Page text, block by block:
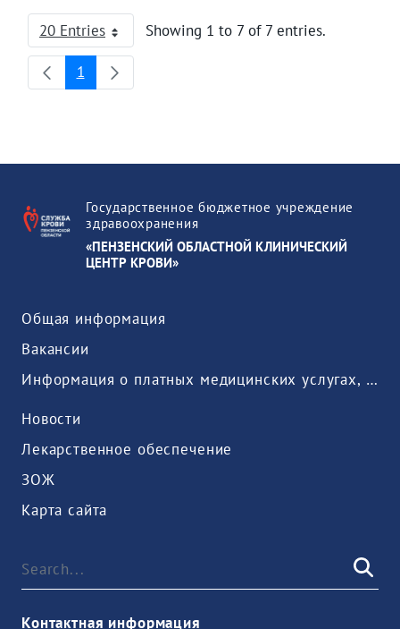
20 Entries
Per Page Showing 1 to 7 of 7 entries.
Page
1
Государственное бюджетное учреждение
здравоохранения
«ПЕНЗЕНСКИЙ ОБЛАСТНОЙ КЛИНИЧЕСКИЙ
ЦЕНТР КРОВИ»
Общая информация
Вакансии
Информация о платных медицинских услугах, предоставляемых медицинской организацией
Новости
Лекарственное обеспечение
ЗОЖ
Карта сайта
Контактная информация